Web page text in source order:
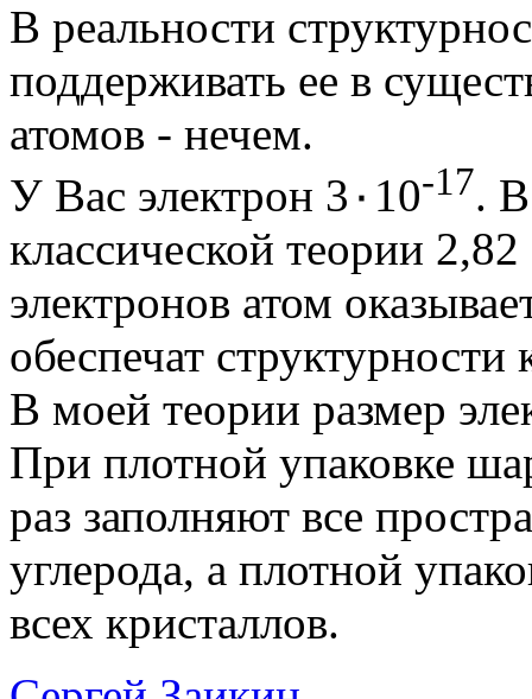
В реальности
поддерживать ее в
атомов - нечем.
У Вас электрон 3٠10-17.
классической теории
электронов атом
обеспечат структурности
В моей теории размер
При плотной упаковке
раз заполняют все
углерода, а плотной
всех кристаллов.